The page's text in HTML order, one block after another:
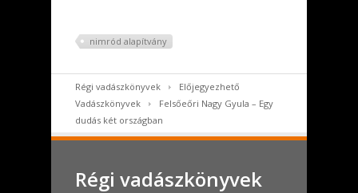
nimród alapítvány
Régi vadászkönyvek
Előjegyezhető
Vadászkönyvek
Felsőeőri Nagy Gyula – Egy
dudás két országban
Régi vadászkönyvek